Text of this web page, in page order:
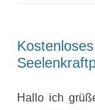
Hallo ich